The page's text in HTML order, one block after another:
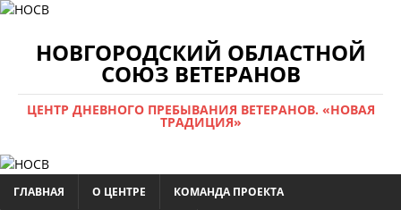
НОВГОРОДСКИЙ ОБЛАСТНОЙ
СОЮЗ ВЕТЕРАНОВ
ЦЕНТР ДНЕВНОГО ПРЕБЫВАНИЯ ВЕТЕРАНОВ. «НОВАЯ
ТРАДИЦИЯ»
ГЛАВНАЯ О ЦЕНТРЕ КОМАНДА ПРОЕКТА